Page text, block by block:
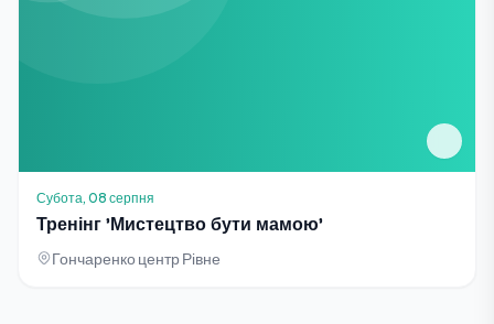
Субота, 08 серпня
Тренінг 'Мистецтво бути мамою'
Гончаренко центр Рівне